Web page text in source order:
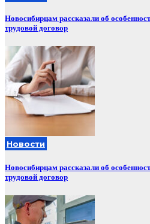
Новосибирцам рассказали об
трудовой договор
Новости
Новосибирцам рассказали об
трудовой договор